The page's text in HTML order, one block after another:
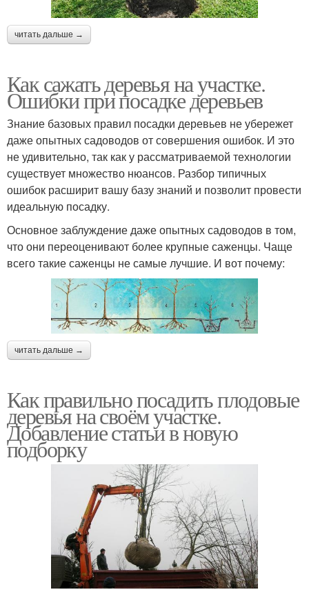
читать дальше →
Как сажать деревья на участке.
Ошибки при посадке деревьев
Знание базовых правил посадки деревьев не убережет
даже опытных садоводов от совершения ошибок. И это
не удивительно, так как у рассматриваемой технологии
существует множество нюансов. Разбор типичных
ошибок расширит вашу базу знаний и позволит провести
идеальную посадку.
Основное заблуждение даже опытных садоводов в том,
что они переоценивают более крупные саженцы. Чаще
всего такие саженцы не самые лучшие. И вот почему:
читать дальше →
Как правильно посадить плодовые
деревья на своём участке.
Добавление статьи в новую
подборку